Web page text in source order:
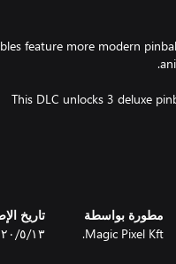
feature more modern
مطورة بواسطة
Magic Pixel Kft.
تاريخ
١٣‏/٥‏/٢٠٢٠